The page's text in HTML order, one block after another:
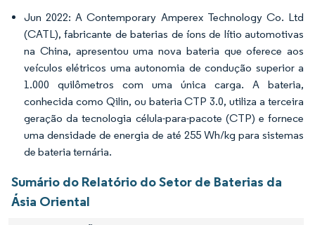
Jun 2022: A Contemporary Amperex Technology Co. Ltd
(CATL), fabricante de baterias de íons de lítio automotivas
na China, apresentou uma nova bateria que oferece aos
veículos elétricos uma autonomia de condução superior a
1.000 quilômetros com uma única carga. A bateria,
conhecida como Qilin, ou bateria CTP 3.0, utiliza a terceira
geração da tecnologia célula-para-pacote (CTP) e fornece
uma densidade de energia de até 255 Wh/kg para sistemas
de bateria ternária.
Sumário do Relatório do Setor de Baterias da
Ásia Oriental